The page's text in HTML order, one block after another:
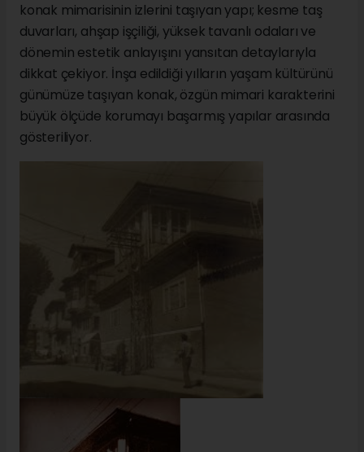
konak mimarisinin izlerini taşıyan yapı; kesme taş
duvarları, ahşap işçiliği, yüksek tavanlı odaları ve
dönemin estetik anlayışını yansıtan detaylarıyla
dikkat çekiyor. İnşa edildiği yılların yaşam kültürünü
günümüze taşıyan konak, özgün mimari karakterini
büyük ölçüde korumayı başarmış yapılar arasında
gösteriliyor.